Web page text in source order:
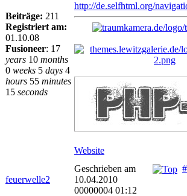
Beiträge: 211
Registriert am:
01.10.08
Fusioneer: 17
years 10 months
0 weeks 5 days 4
hours 55 minutes
15 seconds
http://de.selfhtml.org/
Website
feuerwelle2
Geschrieben am
10.04.2010
00000004 01:12